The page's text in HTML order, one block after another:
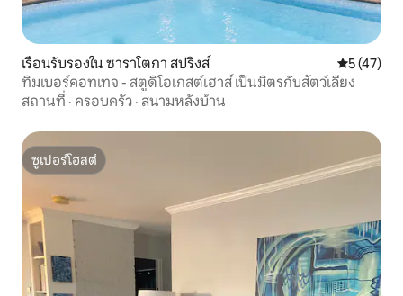
เรือนรับรองใน ซาราโตกา สปริงส์ คะแนนเฉลี่
5 (47)
ทิมเบอร์คอทเทจ - สตูดิโอเกสต์เฮาส์ เป็นมิตรกับสัตว์เลี้ยง
สถานที่ · ครอบครัว · สนามหลังบ้าน
ซูเปอร์โฮสต์
ซูเปอร์โฮสต์